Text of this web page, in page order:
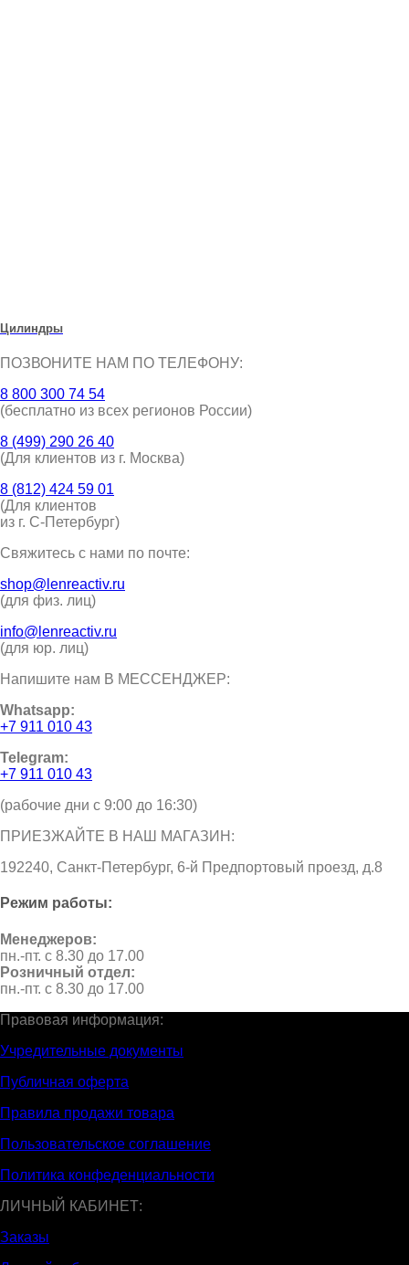
Цилиндры
ПОЗВОНИТЕ НАМ ПО ТЕЛЕФОНУ:
8 800 300 74 54
(бесплатно из всех регионов России)
8 (499) 290 26 40
(Для клиентов из г. Москва)
8 (812) 424 59 01
(Для клиентов
из г. С-Петербург)
Свяжитесь с нами по почте:
shop@lenreactiv.ru
(для физ. лиц)
info@lenreactiv.ru
(для юр. лиц)
Напишите нам В МЕССЕНДЖЕР:
Whatsapp:
+7 911 010 43
Telegram:
+7 911 010 43
(рабочие дни с 9:00 до 16:30)
ПРИЕЗЖАЙТЕ В НАШ МАГАЗИН:
192240, Санкт-Петербург, 6-й Предпортовый проезд, д.8
Режим работы:
Менеджеров:
пн.-пт. с 8.30 до 17.00
Розничный отдел:
пн.-пт. с 8.30 до 17.00
Правовая информация:
Учредительные документы
Публичная оферта
Правила продажи товара
Пользовательское соглашение
Политика конфеденциальности
ЛИЧНЫЙ КАБИНЕТ:
Заказы